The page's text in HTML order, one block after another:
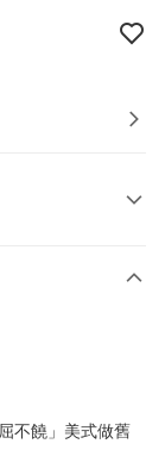
不饒」美式做舊